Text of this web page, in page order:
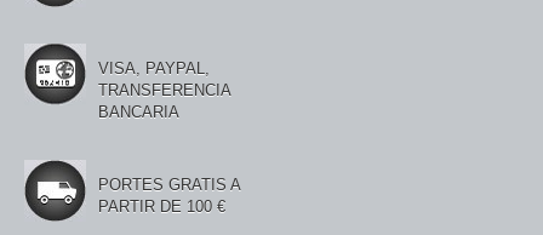
VISA, PAYPAL,
TRANSFERENCIA
BANCARIA
PORTES GRATIS A
PARTIR DE 100 €